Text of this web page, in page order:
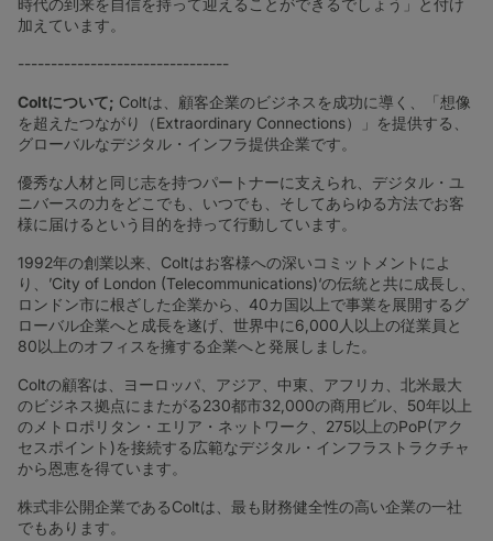
時代の到来を自信を持って迎えることができるでしょう」と付け
加えています。
--------------------------------
Coltについて; Coltは、顧客企業のビジネスを成功に導く、「想像
を超えたつながり（Extraordinary Connections）」を提供する、
グローバルなデジタル・インフラ提供企業です。
優秀な人材と同じ志を持つパートナーに支えられ、デジタル・ユ
ニバースの力をどこでも、いつでも、そしてあらゆる方法でお客
様に届けるという目的を持って行動しています。
1992年の創業以来、Coltはお客様への深いコミットメントによ
り、’City of London (Telecommunications)‘の伝統と共に成長し、
ロンドン市に根ざした企業から、40カ国以上で事業を展開するグ
ローバル企業へと成長を遂げ、世界中に6,000人以上の従業員と
80以上のオフィスを擁する企業へと発展しました。
Coltの顧客は、ヨーロッパ、アジア、中東、アフリカ、北米最大
のビジネス拠点にまたがる230都市32,000の商用ビル、50年以上
のメトロポリタン・エリア・ネットワーク、275以上のPoP(アク
セスポイント)を接続する広範なデジタル・インフラストラクチャ
から恩恵を得ています。
株式非公開企業であるColtは、最も財務健全性の高い企業の一社
でもあります。